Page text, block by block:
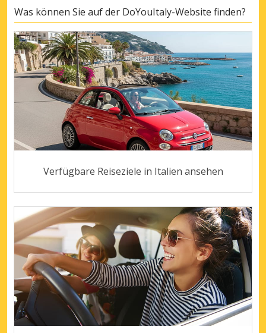
Was können Sie auf der DoYouItaly-Website finden?
Verfügbare Reiseziele in Italien ansehen